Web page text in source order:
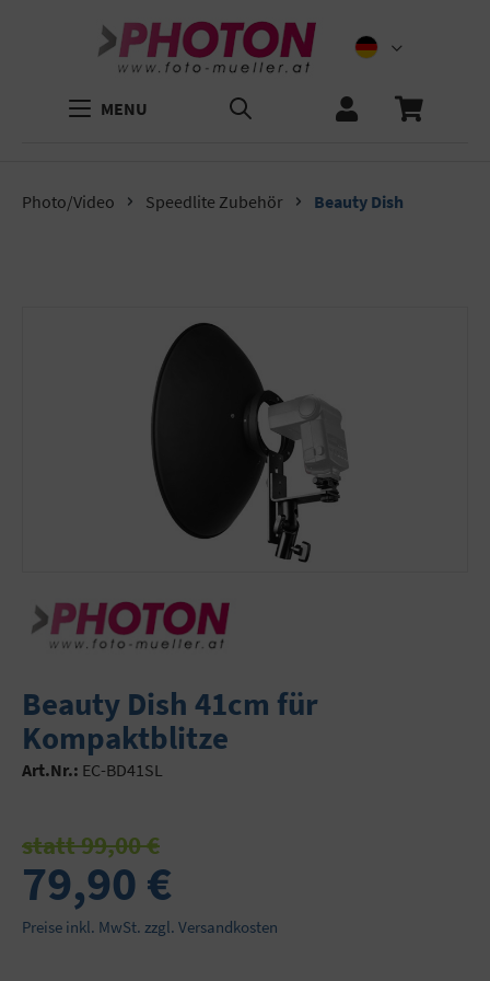
MENU
Photo/Video Speedlite Zubehör Beauty Dish
Bildergalerie überspringen
Beauty Dish 41cm für
Kompaktblitze
Art.Nr.: EC-BD41SL
statt 99,00 €
79,90 €
Preise inkl. MwSt. zzgl. Versandkosten